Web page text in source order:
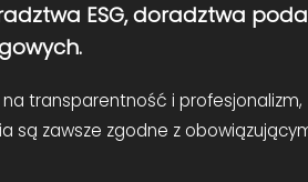
ESG, doradztwa
na transparentność i profesjonalizm,
są zawsze zgodne z